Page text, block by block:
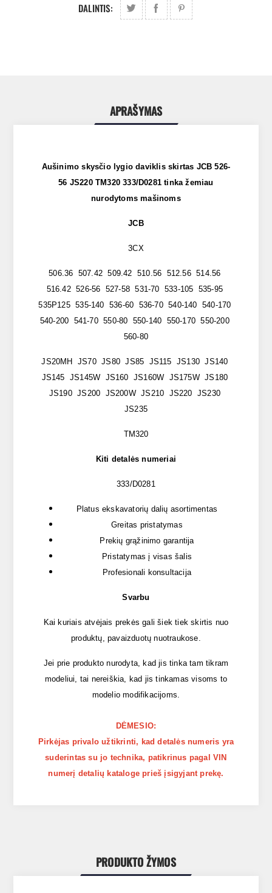
DALINTIS:
APRAŠYMAS
Aušinimo skysčio lygio daviklis skirtas JCB 526-
56 JS220 TM320 333/D0281 tinka žemiau
nurodytoms mašinoms
JCB
3CX
506.36 507.42 509.42 510.56 512.56 514.56
516.42 526-56 527-58 531-70 533-105 535-95
535P125 535-140 536-60 536-70 540-140 540-170
540-200 541-70 550-80 550-140 550-170 550-200
560-80
JS20MH JS70 JS80 JS85 JS115 JS130 JS140
JS145 JS145W JS160 JS160W JS175W JS180
JS190 JS200 JS200W JS210 JS220 JS230
JS235
TM320
Kiti detalės numeriai
333/D0281
Platus ekskavatorių dalių asortimentas
Greitas pristatymas
Prekių grąžinimo garantija
Pristatymas į visas šalis
Profesionali konsultacija
Svarbu
Kai kuriais atvėjais prekės gali šiek tiek skirtis nuo
produktų, pavaizduotų nuotraukose.
Jei prie produkto nurodyta, kad jis tinka tam tikram
modeliui, tai nereiškia, kad jis tinkamas visoms to
modelio modifikacijoms.
DĖMESIO:
Pirkėjas privalo užtikrinti, kad detalės numeris yra
suderintas su jo technika, patikrinus pagal VIN
numerį detalių kataloge prieš įsigyjant prekę.
PRODUKTO ŽYMOS